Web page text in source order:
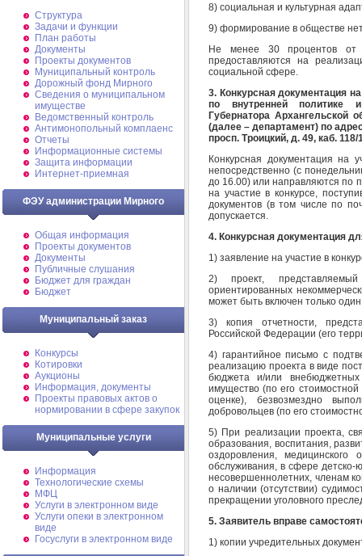
Структура
Задачи и функции
План работы
Документы
Проекты документов
Муниципальный контроль
Дорожный фонд Мирного
Cведения о муниципальном
имуществе
Ведомственный контроль
Антимонопольный комплаенс
Отчеты
Информационные системы
Защита информации
Интернет-приемная
ФЭУ администрации Мирного
Общая информация
Проекты документов
Документы
Публичные слушания
Бюджет для граждан
Бюджет
Муниципальный заказ
Конкурсы
Котировки
Аукционы
Информация, документы
Проекты правовых актов о
нормировании в сфере закупок
Муниципальные услуги
Информация
Технологические схемы
МФЦ
Услуги в электронном виде
Услуги опеки в электронном
виде
Госуслуги в электронном виде
8) социальная и культурная
9) формирование в обществе
Не менее 30 процентов от
предоставляются на
социальной сфере.
3. Конкурсная документация
по внутренней политике
Губернатора Архангельской
(далее – департамент) по
просп. Троицкий, д. 49, каб.
Конкурсная документация на
непосредственно (с
до 16.00) или направляются по
на участие в конкурсе,
документов (в том числе по
допускается.
4. Конкурсная документация
1) заявление на участие в
2) проект,
ориентированных
может быть включен только
3) копия отчетности,
Российской Федерации (его
4) гарантийное письмо с
реализацию проекта в виде
бюджета и/или
имущество (по его
оценке), безвозмездно
добровольцев (по его
5) При реализации проекта,
образования, воспитания,
оздоровления, медицинского
обслуживания, в сфере детско-
несовершеннолетних, членам
о наличии (отсутствии)
прекращении уголовного
5. Заявитель вправе
1) копии учредительных